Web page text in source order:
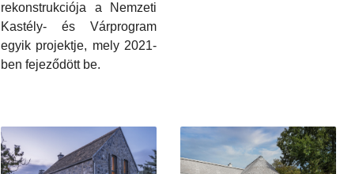
rekonstrukciója a Nemzeti
Kastély- és Várprogram
egyik projektje, mely 2021-
ben fejeződött be.